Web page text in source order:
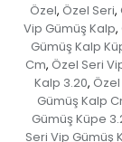
Özel, Özel Seri,
Vip Gümüş Kalp,
Gümüş Kalp
Cm, Özel Seri
Kalp 3.20,
Gümüş Kalp
Gümüş Küpe
Seri Vip Gümüş